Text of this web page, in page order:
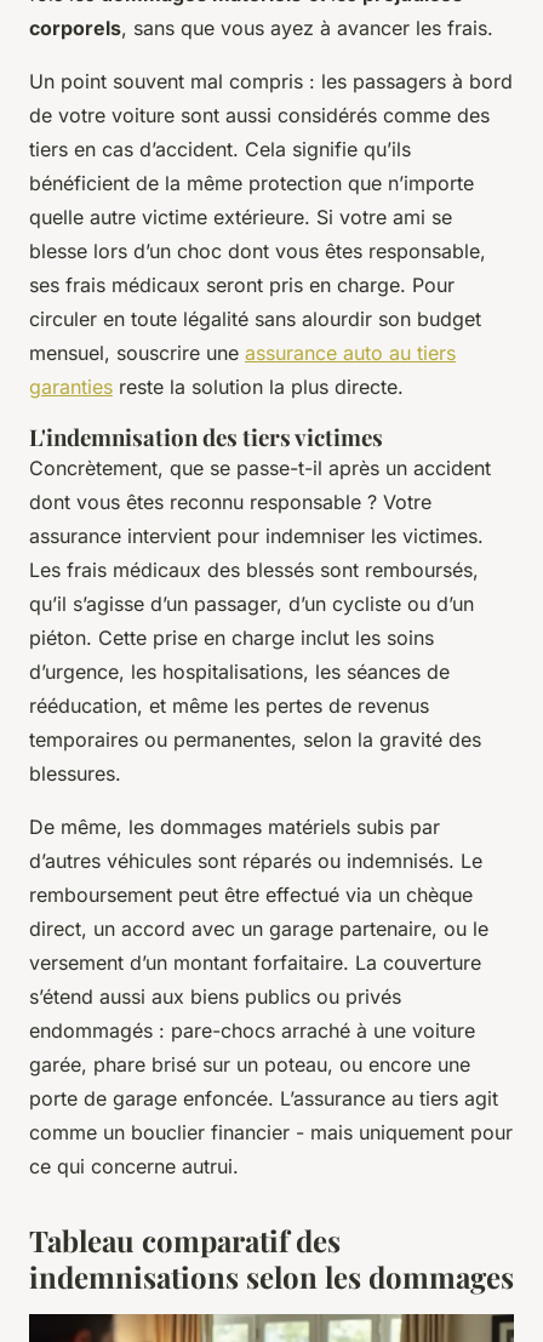
corporels, sans que vous ayez à avancer les frais.
Un point souvent mal compris : les passagers à bord
de votre voiture sont aussi considérés comme des
tiers en cas d’accident. Cela signifie qu’ils
bénéficient de la même protection que n’importe
quelle autre victime extérieure. Si votre ami se
blesse lors d’un choc dont vous êtes responsable,
ses frais médicaux seront pris en charge. Pour
circuler en toute légalité sans alourdir son budget
mensuel, souscrire une assurance auto au tiers
garanties reste la solution la plus directe.
L'indemnisation des tiers victimes
Concrètement, que se passe-t-il après un accident
dont vous êtes reconnu responsable ? Votre
assurance intervient pour indemniser les victimes.
Les frais médicaux des blessés sont remboursés,
qu’il s’agisse d’un passager, d’un cycliste ou d’un
piéton. Cette prise en charge inclut les soins
d’urgence, les hospitalisations, les séances de
rééducation, et même les pertes de revenus
temporaires ou permanentes, selon la gravité des
blessures.
De même, les dommages matériels subis par
d’autres véhicules sont réparés ou indemnisés. Le
remboursement peut être effectué via un chèque
direct, un accord avec un garage partenaire, ou le
versement d’un montant forfaitaire. La couverture
s’étend aussi aux biens publics ou privés
endommagés : pare-chocs arraché à une voiture
garée, phare brisé sur un poteau, ou encore une
porte de garage enfoncée. L’assurance au tiers agit
comme un bouclier financier - mais uniquement pour
ce qui concerne autrui.
Tableau comparatif des
indemnisations selon les dommages